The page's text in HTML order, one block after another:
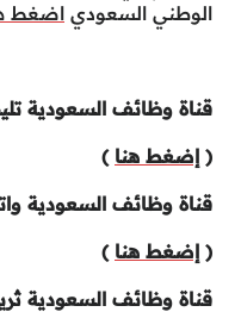
الوطني السعودي اضغط
قناة وظائف السعودية
( إضغط هنا )
قناة وظائف
( إضغط هنا )
قناة وظائف